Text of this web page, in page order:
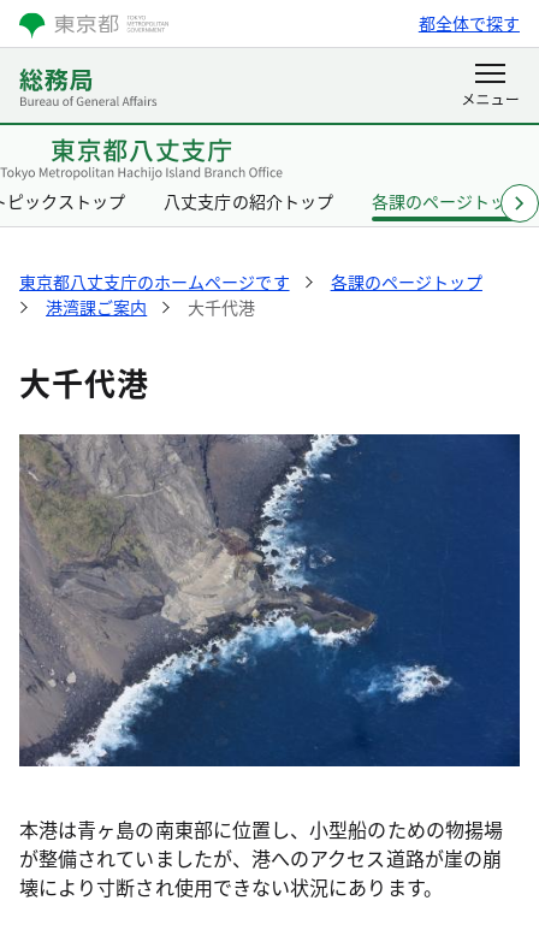
都全体で探す
ピックストップ 八丈支庁の紹介トップ 各課のページトップ
東京都八丈支庁のホームページです
各課のページトップ
港湾課ご案内
大千代港
大千代港
本港は青ヶ島の南東部に位置し、小型船のための物揚場
が整備されていましたが、港へのアクセス道路が崖の崩
壊により寸断され使用できない状況にあります。